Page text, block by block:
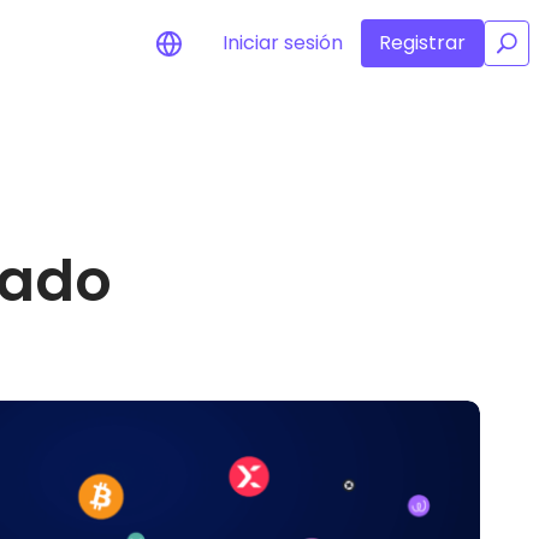
Descubre oportunidades de
inversión
Iniciar sesión Registrar /